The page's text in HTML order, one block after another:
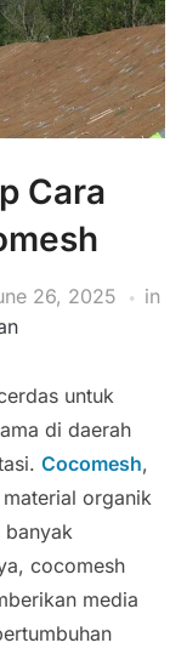
Cara
26, 2025
in
untuk
di daerah
Cocomesh,
organik
banyak
cocomesh
media